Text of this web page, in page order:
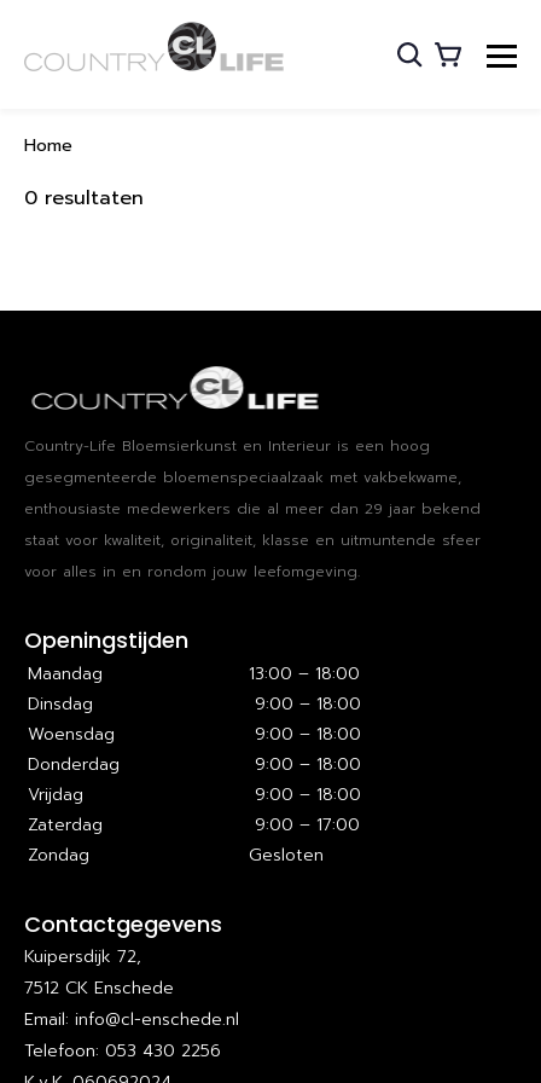
Home
0 resultaten
Country-Life Bloemsierkunst en Interieur is een hoog​ ​
gesegmenteerde bloemenspeciaalzaak met vakbekwame​, ​
enthousiaste medewerkers die al meer dan 29 jaar bekend
staat voor kwaliteit, originaliteit, klasse en uitmuntende sfeer
voor alles in en rondom jouw leefomgeving.
Openingstijden
Maandag
13:00 – 18:00
Dinsdag
9:00 – 18:00
Woensdag
9:00 – 18:00
Donderdag
9:00 – 18:00
Vrijdag
9:00 – 18:00
Zaterdag
9:00 – 17:00
Zondag
Gesloten
Contactgegevens
Kuipersdijk 72,
7512 CK Enschede
Email: info@cl-enschede.nl
Telefoon: 053 430 2256